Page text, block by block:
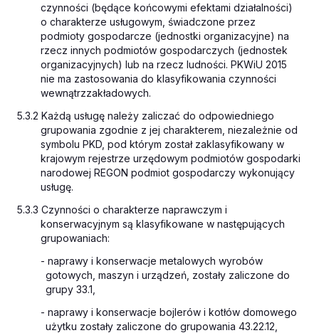
czynności (będące końcowymi efektami działalności)
o charakterze usługowym, świadczone przez
podmioty gospodarcze (jednostki organizacyjne) na
rzecz innych podmiotów gospodarczych (jednostek
organizacyjnych) lub na rzecz ludności. PKWiU 2015
nie ma zastosowania do klasyfikowania czynności
wewnątrzzakładowych.
5.3.2 Każdą usługę należy zaliczać do odpowiedniego
grupowania zgodnie z jej charakterem, niezależnie od
symbolu PKD, pod którym został zaklasyfikowany w
krajowym rejestrze urzędowym podmiotów gospodarki
narodowej REGON podmiot gospodarczy wykonujący
usługę.
5.3.3 Czynności o charakterze naprawczym i
konserwacyjnym są klasyfikowane w następujących
grupowaniach:
- naprawy i konserwacje metalowych wyrobów
gotowych, maszyn i urządzeń, zostały zaliczone do
grupy 33.1,
- naprawy i konserwacje bojlerów i kotłów domowego
użytku zostały zaliczone do grupowania 43.22.12,